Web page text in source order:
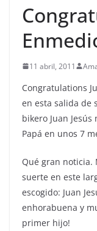
11 abril, 2011
Congratulations
en esta salida de
bikero Juan
Papá en unos 7
Qué gran noticia.
suerte en este
escogido: Juan
enhorabuena y
primer hijo!